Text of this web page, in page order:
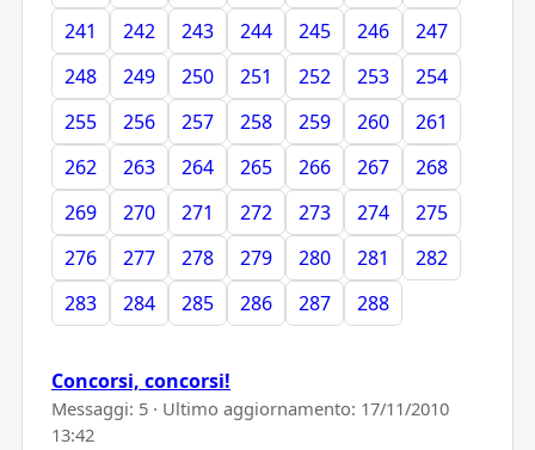
241
242 243 244 245 246
247
248
249 250 251 252 253
254
255
256 257 258 259 260
261
262
263 264 265 266 267
268
269
270 271 272 273 274
275
276
277 278 279 280 281
282
283
284 285 286 287 288
Concorsi, concorsi!
Messaggi: 5 · Ultimo aggiornamento: 17/11/2010
13:42